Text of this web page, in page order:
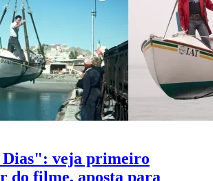
Dias": veja primeiro
do filme, aposta para